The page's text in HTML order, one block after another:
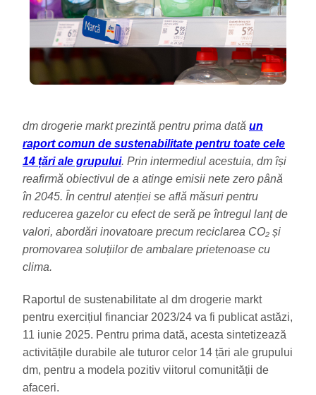
dm drogerie markt prezintă pentru prima dată un
raport comun de sustenabilitate pentru toate cele
14 țări ale grupului. Prin intermediul acestuia, dm își
reafirmă obiectivul de a atinge emisii nete zero până
în 2045. În centrul atenției se află măsuri pentru
reducerea gazelor cu efect de seră pe întregul lanț de
valori, abordări inovatoare precum reciclarea CO₂ și
promovarea soluțiilor de ambalare prietenoase cu
clima.
Raportul de sustenabilitate al dm drogerie markt
pentru exercițiul financiar 2023/24 va fi publicat astăzi,
11 iunie 2025. Pentru prima dată, acesta sintetizează
activitățile durabile ale tuturor celor 14 țări ale grupului
dm, pentru a modela pozitiv viitorul comunității de
afaceri.